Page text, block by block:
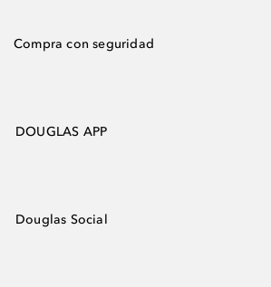
Compra con seguridad
DOUGLAS APP
Douglas Social